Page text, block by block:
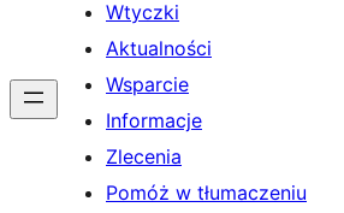
Wtyczki
Aktualności
Wsparcie
Informacje
Zlecenia
Pomóż w tłumaczeniu